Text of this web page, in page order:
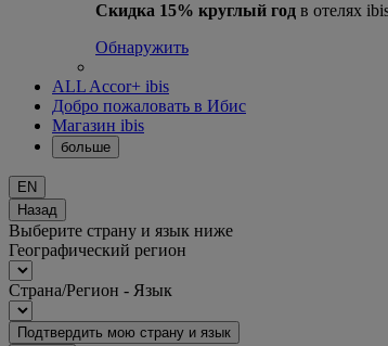
Скидка 15% круглый год в отелях
Обнаружить
ALL Accor+ ibis
Добро пожаловать в Ибис
Магазин ibis
больше
EN
Назад
Выберите страну и язык ниже
Географический регион
Страна/Регион - Язык
Подтвердить мою страну и язык